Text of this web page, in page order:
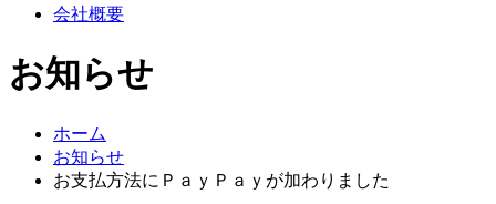
会社概要
お知らせ
ホーム
お知らせ
お支払方法にＰａｙＰａｙが加わりました